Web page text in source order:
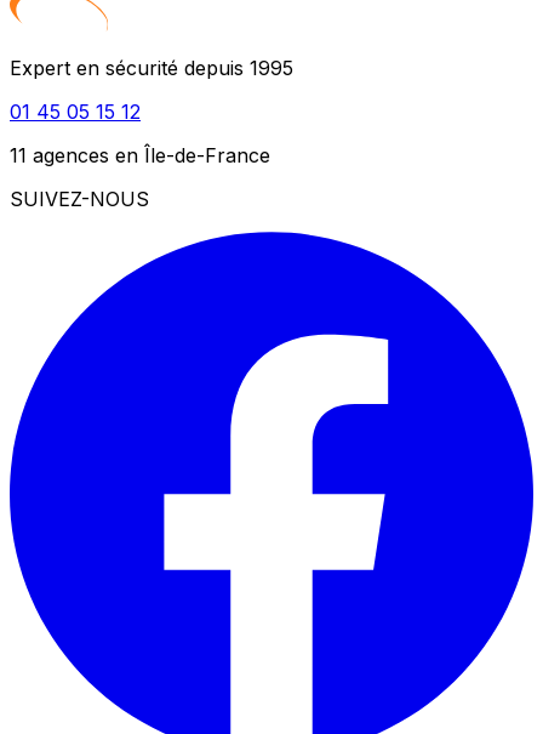
Expert en sécurité depuis 1995
01 45 05 15 12
11 agences en Île-de-France
SUIVEZ-NOUS